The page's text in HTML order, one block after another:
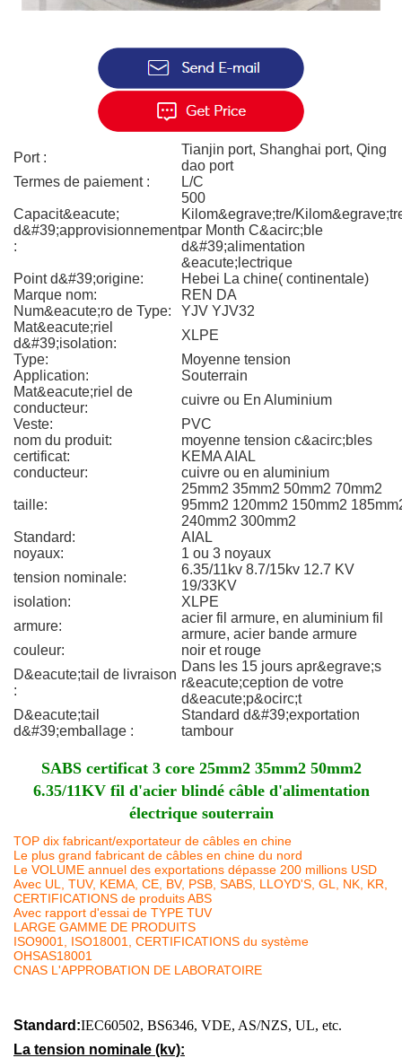
Port :
Tianjin port, Shanghai port, Qing
dao port
Termes de paiement :
L/C
Capacit&eacute;
d&#39;approvisionnement
:
500
Kilom&egrave;tre/
par Month C&acirc;ble
d&#39;alimentation
&eacute;lectrique
Point d&#39;origine:
Hebei La chine( continentale)
Marque nom:
REN DA
Num&eacute;ro de Type:
YJV YJV32
Mat&eacute;riel
d&#39;isolation:
XLPE
Type:
Moyenne tension
Application:
Souterrain
Mat&eacute;riel de
conducteur:
cuivre ou En Aluminium
Veste:
PVC
nom du produit:
moyenne tension c&acirc;bles
certificat:
KEMA AIAL
conducteur:
cuivre ou en aluminium
taille:
25mm2 35mm2 50mm2 70mm2
95mm2 120mm2 150mm2
240mm2 300mm2
Standard:
AIAL
noyaux:
1 ou 3 noyaux
tension nominale:
6.35/11kv 8.7/15kv 12.7 KV
19/33KV
isolation:
XLPE
armure:
acier fil armure, en aluminium fil
armure, acier bande armure
couleur:
noir et rouge
D&eacute;tail de livraison
:
Dans les 15 jours apr&egrave;s
r&eacute;ception de votre
d&eacute;p&ocirc;t
D&eacute;tail
d&#39;emballage :
Standard d&#39;exportation
tambour
SABS certificat 3 core 25mm2 35mm2 50mm2
6.35/11KV fil d'acier blindé câble d'alimentation
électrique souterrain
TOP dix fabricant/exportateur de câbles en chine
Le plus grand fabricant de câbles en chine du nord
Le VOLUME annuel des exportations dépasse 200 millions USD
Avec UL, TUV, KEMA, CE, BV, PSB, SABS, LLOYD'S, GL, NK, KR,
CERTIFICATIONS de produits ABS
Avec rapport d'essai de TYPE TUV
LARGE GAMME DE PRODUITS
ISO9001, ISO18001, CERTIFICATIONS du système
OHSAS18001
CNAS L'APPROBATION DE LABORATOIRE
Standard:IEC60502, BS6346, VDE, AS/NZS, UL, etc.
La tension nominale (kv):